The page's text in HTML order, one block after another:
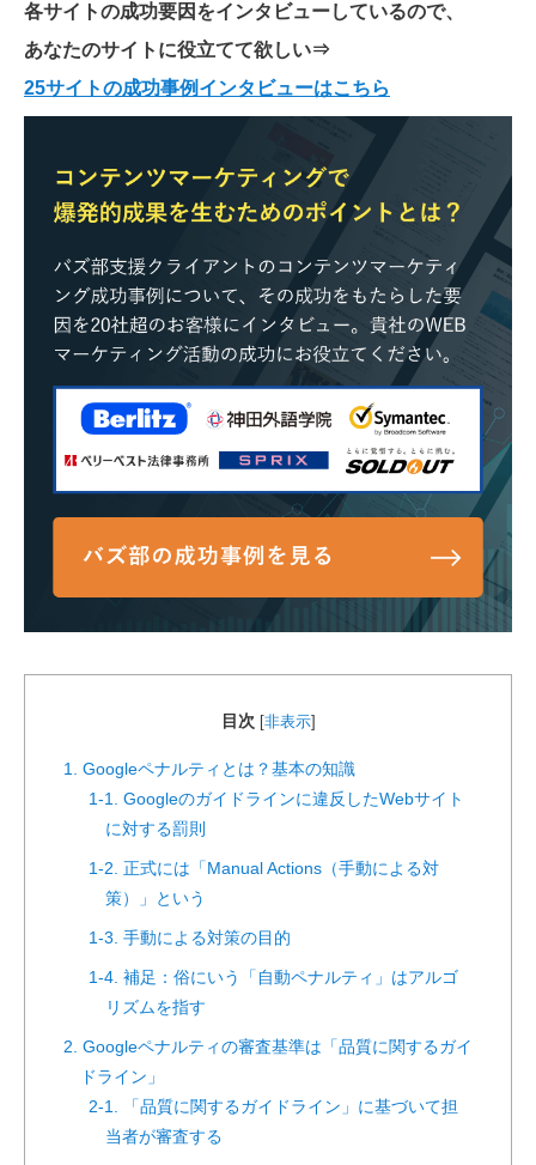
各サイトの成功要因をインタビューしているので、
あなたのサイトに役立てて欲しい⇒
25サイトの成功事例インタビューはこちら
目次 非表示]
1. Googleペナルティとは？基本の知識
1-1. Googleのガイドラインに違反したWebサイト
に対する罰則
1-2. 正式には「Manual Actions（手動による対
策）」という
1-3. 手動による対策の目的
1-4. 補足：俗にいう「自動ペナルティ」はアルゴ
リズムを指す
2. Googleペナルティの審査基準は「品質に関するガイ
ドライン」
2-1. 「品質に関するガイドライン」に基づいて担
当者が審査する